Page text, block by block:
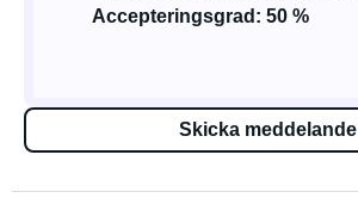
Accepteringsgrad: 50 %
Skicka meddelande